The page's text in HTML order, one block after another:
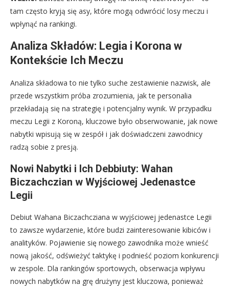
tam często kryją się asy, które mogą odwrócić losy meczu i
wpłynąć na rankingi.
Analiza Składów: Legia i Korona w
Kontekście Ich Meczu
Analiza składowa to nie tylko suche zestawienie nazwisk, ale
przede wszystkim próba zrozumienia, jak te personalia
przekładają się na strategię i potencjalny wynik. W przypadku
meczu Legii z Koroną, kluczowe było obserwowanie, jak nowe
nabytki wpisują się w zespół i jak doświadczeni zawodnicy
radzą sobie z presją.
Nowi Nabytki i Ich Debbiuty: Wahan
Biczachczian w Wyjściowej Jedenastce
Legii
Debiut Wahana Biczachcziana w wyjściowej jedenastce Legii
to zawsze wydarzenie, które budzi zainteresowanie kibiców i
analityków. Pojawienie się nowego zawodnika może wnieść
nową jakość, odświeżyć taktykę i podnieść poziom konkurencji
w zespole. Dla rankingów sportowych, obserwacja wpływu
nowych nabytków na grę drużyny jest kluczowa, ponieważ